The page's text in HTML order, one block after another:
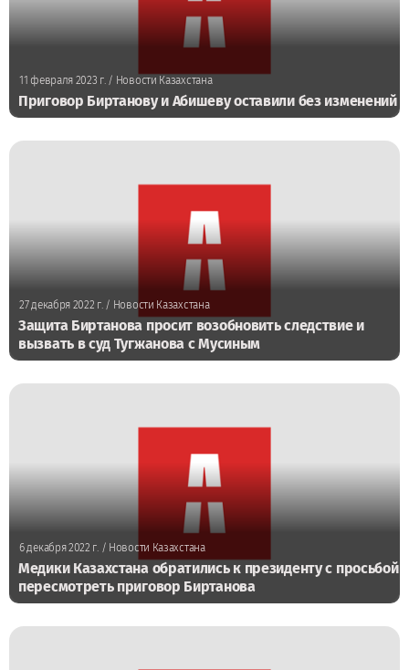
11 февраля 2023 г./ Новости Казахстана
Приговор Биртанову и Абишеву оставили без изменений
27 декабря 2022 г./ Новости Казахстана
Защита Биртанова просит возобновить следствие и
вызвать в суд Тугжанова с Мусиным
6 декабря 2022 г. / Новости Казахстана
Медики Казахстана обратились к президенту с просьбой
пересмотреть приговор Биртанова